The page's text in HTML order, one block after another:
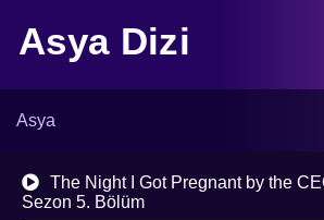
Asya Dizi
Asya
The Night I Got Pregnant by the
Sezon 5. Bölüm